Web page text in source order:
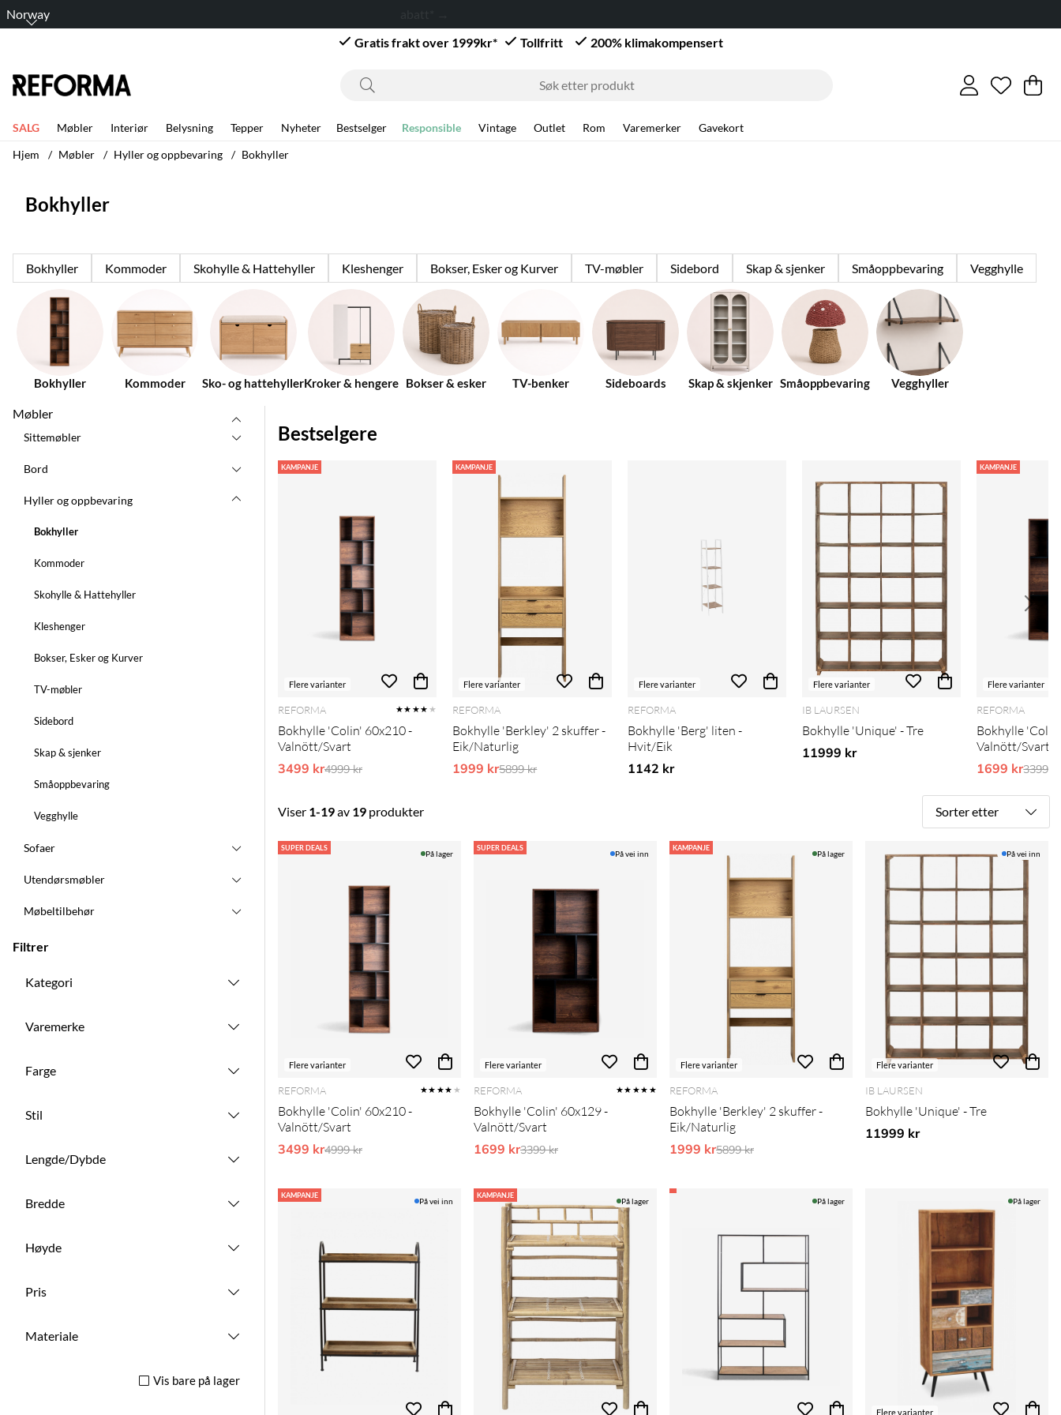
Norway
Gratis frakt over 1999kr*
Tollfritt 200% klimakompensert
Antall i
. .
SALG Møbler Interiør Belysning Tepper Nyheter Bestselger Responsible Vintage Outlet Rom Varemerker
Gavekort
Hjem
Møbler Hyller og oppbevaring Bokhyller
Bokhyller
Bokhyller Kommoder Skohylle & Hattehyller Kleshenger Bokser, Esker og Kurver TV-møbler Sidebord Skap & sjenker Småoppbevaring Vegghylle
Bokhyller Kommoder Sko- og hattehyllerKroker & hengere Bokser & esker TV-benker Sideboards Skap & skjenker Småoppbevaring Vegghyller
Møbler
Sittemøbler
Bord
Hyller og oppbevaring
Bokhyller
Kommoder
Skohylle & Hattehyller
Kleshenger
Bokser, Esker og Kurver
TV-møbler
Sidebord
Skap & sjenker
Småoppbevaring
Vegghylle
Sofaer
Utendørsmøbler
Møbeltilbehør
Filtrer
Kategori
Varemerke
Farge
Stil
Lengde/Dybde
Bredde
Høyde
Pris
Materiale
Vis bare på lager
Bestselgere
KAMPANJE
Flere varianter
REFORMA ★★★★ ★
Bokhylle 'Colin' 60x210 -
Valnött/Svart
3499 krOrdinarie pris:
4999 kr
KAMPANJE
Flere varianter
REFORMA
Bokhylle 'Berkley' 2 skuffer -
Eik/Naturlig
1999 krOrdinarie pris:
5899 kr
Flere varianter
REFORMA
Bokhylle 'Berg' liten -
Hvit/Eik
1142 kr
Flere varianter
IB LAURSEN
Bokhylle 'Unique' - Tre
11999 kr
KAMPANJE
Flere varianter
REFORMA
Bokhylle
Valnött/Svart
1699 kr3399 kr
Viser 1-19av 19 produkter Sorter etter
Produkter
SUPER DEALS
Flere varianter
På lager
REFORMA ★★★★ ★
Bokhylle 'Colin' 60x210 -
Valnött/Svart
3499 krVanlig pris:
4999 kr
SUPER DEALS
Flere varianter
På vei inn
REFORMA ★★★★★
Bokhylle 'Colin' 60x129 -
Valnött/Svart
1699 krVanlig pris:
3399 kr
KAMPANJE
Flere varianter
På lager
REFORMA
Bokhylle 'Berkley' 2 skuffer -
Eik/Naturlig
1999 krVanlig pris:
5899 kr
Flere varianter
På vei inn
IB LAURSEN
Bokhylle 'Unique' - Tre
11999 kr
KAMPANJE
På vei inn
KAMPANJE
På lager På lager
Flere varianter
På lager